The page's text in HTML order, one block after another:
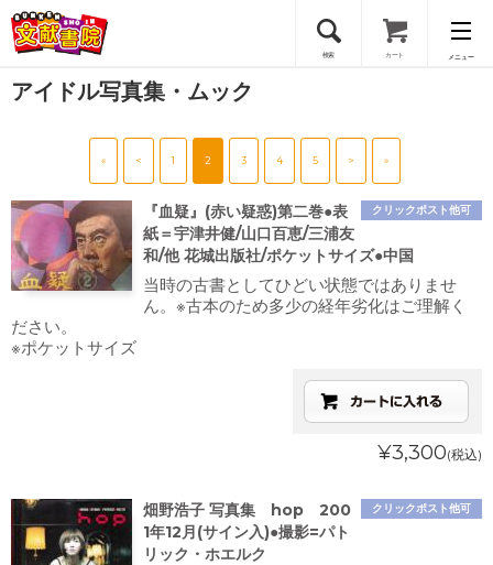
検索 カート メニュー
会員登録
アイドル写真集・ムック
« < 1 2 3 4 5 > »
クリックポスト他可
『血疑』(赤い疑惑)第二巻●表
紙＝宇津井健/山口百恵/三浦友
和/他 花城出版社/ポケットサイズ●中国
当時の古書としてひどい状態ではありませ
ん。※古本のため多少の経年劣化はご理解く
ださい。
※ポケットサイズ
¥3,300(税込)
クリックポスト他可
畑野浩子 写真集 hop 200
1年12月(サイン入)●撮影=パト
リック・ホエルク